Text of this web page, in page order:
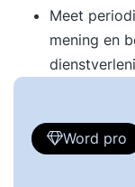
Meet
mening en
Word pro